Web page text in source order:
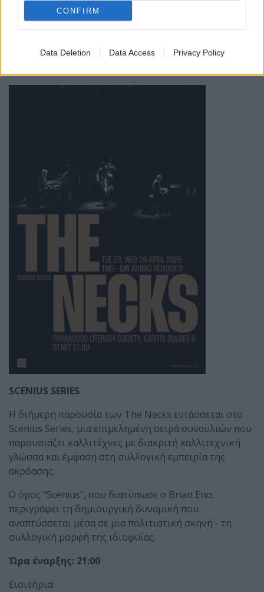
CONFIRM
Data Deletion Data Access Privacy Policy
“Tonal, accessible, and yet profoundly challenging.” -
The Wire
“Absolutely riveting… extraordinary magical sounds.” -
SCENIUS SERIES
Η διήμερη παρουσία των The Necks εντάσσεται στο
Scenius Series, μια επιμελημένη σειρά συναυλιών που
παρουσιάζει καλλιτέχνες με διακριτή καλλιτεχνική
γλώσσα και έμφαση στη συλλογική εμπειρία της
ακρόασης.
Ο όρος “Scenius”, που διατύπωσε ο Brian Eno,
περιγράφει τη δημιουργική δυναμική που
αναπτύσσεται μέσα σε μια πολιτιστική σκηνή - τη
συλλογική μορφή της ιδιοφυΐας.
Ώρα έναρξης: 21:00
Εισιτήρια: